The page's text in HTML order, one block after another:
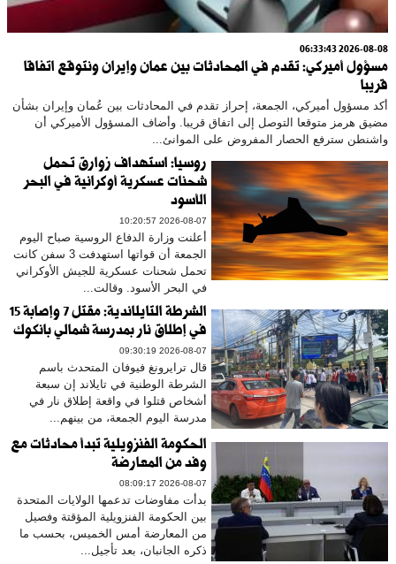
2026-08-08 06:33:43
مسؤول أميركي: تقدم في المحادثات بين عمان وإيران ونتوقع اتفاقا
قريبا
أكد مسؤول أميركي، الجمعة، إحراز تقدم في المحادثات بين عُمان وإيران بشأن
مضيق هرمز متوقعا التوصل إلى اتفاق قريبا. وأضاف المسؤول الأميركي أن
واشنطن سترفع الحصار المفروض على الموانئ...
روسيا: استهداف زوارق تحمل
شحنات عسكرية أوكرانية في البحر
الأسود
2026-08-07 10:20:57
أعلنت وزارة الدفاع الروسية صباح اليوم
الجمعة أن قواتها استهدفت 3 سفن كانت
تحمل شحنات عسكرية للجيش الأوكراني
في البحر الأسود. وقالت...
الشرطة التايلاندية: مقتل 7 وإصابة 15
في إطلاق نار بمدرسة شمالي بانكوك
2026-08-07 09:30:19
قال ترايرونغ فيوفان المتحدث باسم
الشرطة الوطنية في تايلاند إن سبعة
أشخاص قتلوا في واقعة إطلاق نار في
مدرسة اليوم الجمعة، من بينهم...
الحكومة الفنزويلية تبدأ محادثات مع
وفد من المعارضة
2026-08-07 08:09:17
بدأت مفاوضات تدعمها الولايات المتحدة
بين الحكومة الفنزويلية المؤقتة وفصيل
من المعارضة أمس الخميس، بحسب ما
ذكره الجانبان، بعد تأجيل...